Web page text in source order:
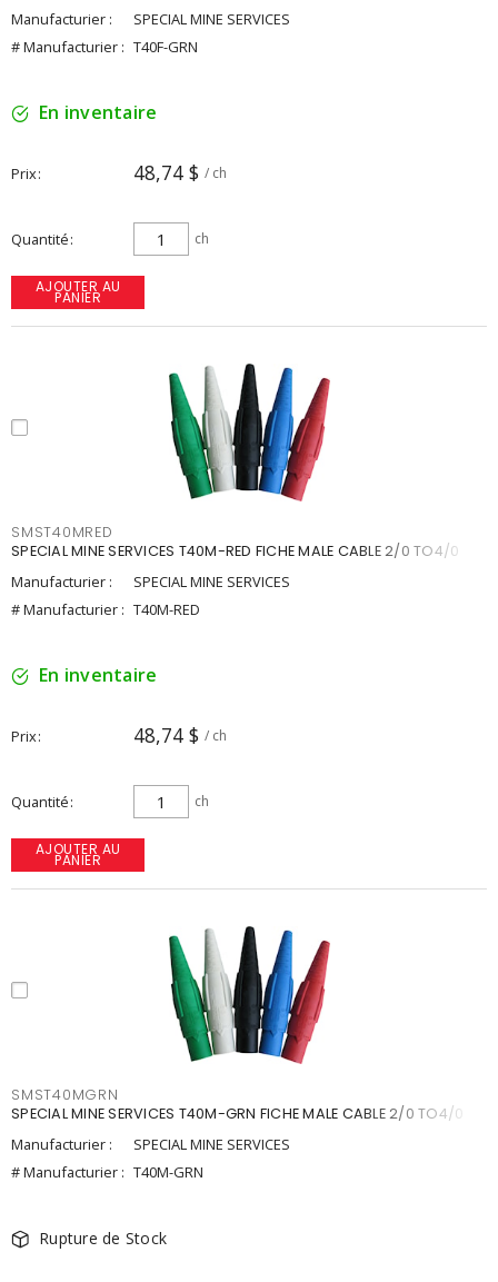
Manufacturier :
SPECIAL MINE SERVICES
# Manufacturier : T40F-GRN
En inventaire
Prix 48,74 $ / ch
Quantité ch
AJOUTER AU
PANIER
SMST40MRED
SPECIAL MINE SERVICES T40M-RED FICHE MALE CABLE 2/0 TO4/0
Manufacturier :
SPECIAL MINE SERVICES
# Manufacturier : T40M-RED
En inventaire
Prix 48,74 $ / ch
Quantité ch
AJOUTER AU
PANIER
SMST40MGRN
SPECIAL MINE SERVICES T40M-GRN FICHE MALE CABLE 2/0 TO4/0
Manufacturier :
SPECIAL MINE SERVICES
# Manufacturier : T40M-GRN
Rupture de Stock